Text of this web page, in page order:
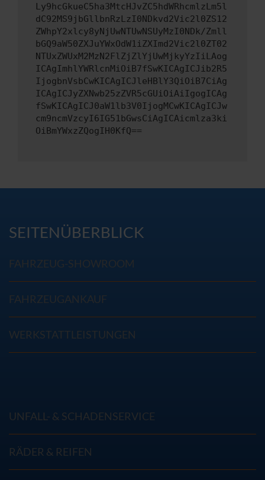
Ly9hcGkueC5ha3MtcHJvZC5hdWRhcmlzLm5l
dC92MS9jbGllbnRzLzI0NDkvd2Vic2l0ZS12
ZWhpY2xlcy8yNjUwNTUwNSUyMzI0NDk/Zmll
bGQ9aW50ZXJuYWxOdW1iZXImd2Vic2l0ZT02
NTUxZWUxM2MzN2FlZjZlYjUwMjkyYzIiLAog
ICAgImhlYWRlcnMiOiB7fSwKICAgICJib2R5
IjogbnVsbCwKICAgICJleHBlY3QiOiB7CiAg
ICAgICJyZXNwb25zZVR5cGUiOiAiIgogICAg
fSwKICAgICJ0aW1lb3V0IjogMCwKICAgICJw
cm9ncmVzcyI6IG51bGwsCiAgICAicmlza3ki
OiBmYWxzZQogIH0KfQ==
SEITENÜBERBLICK
FAHRZEUG-SHOWROOM
FAHRZEUGANKAUF
WERKSTATTLEISTUNGEN
UNFALL- & SCHADENSERVICE
RÄDER & REIFEN